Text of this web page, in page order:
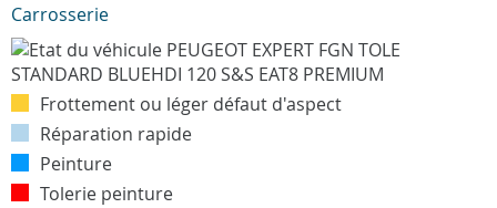
Carrosserie
Frottement ou léger défaut d'aspect
Réparation rapide
Peinture
Tolerie peinture